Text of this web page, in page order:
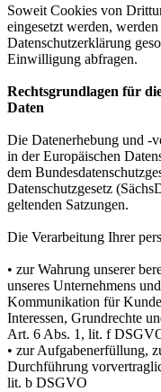
Soweit Cookies von
eingesetzt werden,
Datenschutzerklärung
Einwilligung abfragen.
Rechtsgrundlagen für
Daten
Die Datenerhebung und -
in der Europäischen
dem
Datenschutzgesetz
geltenden Satzungen.
Die Verarbeitung Ihrer
• zur Wahrung unserer
unseres Unternehmens
Kommunikation für
Interessen, Grundrechte
Art. 6 Abs. 1, lit. f
• zur Aufgabenerfüllung,
Durchführung
lit. b DSGVO